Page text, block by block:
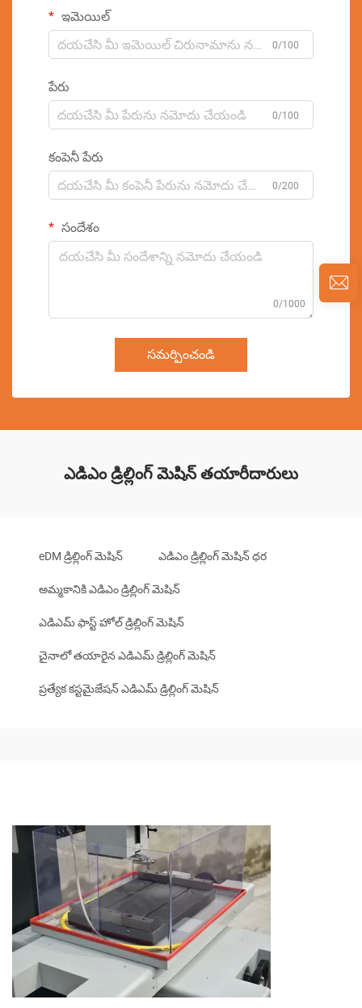
ఇమెయిల్
0/100
పేరు
0/100
కంపెనీ పేరు
0/200
సందేశం
0/1000
సమర్పించండి
ఎడిఎం డ్రిల్లింగ్ మెషిన్ తయారీదారులు
eDM డ్రిల్లింగ్ మెషిన్ ఎడిఎం డ్రిల్లింగ్ మెషిన్ ధర
అమ్మకానికి ఎడిఎం డ్రిల్లింగ్ మెషిన్
ఎడిఎమ్ ఫాస్ట్ హోల్ డ్రిల్లింగ్ మెషిన్
చైనాలో తయారైన ఎడిఎమ్ డ్రిల్లింగ్ మెషిన్
ప్రత్యేక కస్టమైజేషన్ ఎడిఎమ్ డ్రిల్లింగ్ మెషిన్